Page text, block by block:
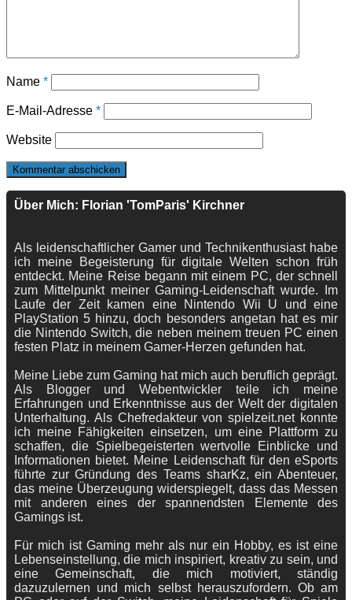
Name *
E-Mail-Adresse *
Website
Über Mich: Florian 'TomParis' Kirchner
Als leidenschaftlicher Gamer und Technikenthusiast habe
ich meine Begeisterung für digitale Welten schon früh
entdeckt. Meine Reise begann mit einem PC, der schnell
zum Mittelpunkt meiner Gaming-Leidenschaft wurde. Im
Laufe der Zeit kamen eine Nintendo Wii U und eine
PlayStation 5 hinzu, doch besonders angetan hat es mir
die Nintendo Switch, die neben meinem treuen PC einen
festen Platz in meinem Gamer-Herzen gefunden hat.
Meine Liebe zum Gaming hat mich auch beruflich geprägt.
Als Blogger und Webentwickler teile ich meine
Erfahrungen und Erkenntnisse aus der Welt der digitalen
Unterhaltung. Als Chefredakteur von spielzeit.net konnte
ich meine Fähigkeiten einsetzen, um eine Plattform zu
schaffen, die Spielbegeisterten wertvolle Einblicke und
Informationen bietet. Meine Leidenschaft für den eSports
führte zur Gründung des Teams sharKz, ein Abenteuer,
das meine Überzeugung widerspiegelt, dass das Messen
mit anderen eines der spannendsten Elemente des
Gamings ist.
Für mich ist Gaming mehr als nur ein Hobby, es ist eine
Lebenseinstellung, die mich inspiriert, kreativ zu sein, und
eine Gemeinschaft, die mich motiviert, ständig
dazuzulernen und mich selbst herauszufordern. Ob am